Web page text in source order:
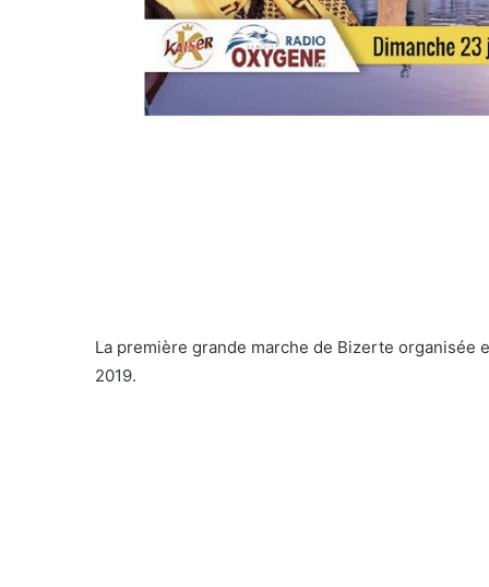
La première grande marche de Bizerte organisée
2019.